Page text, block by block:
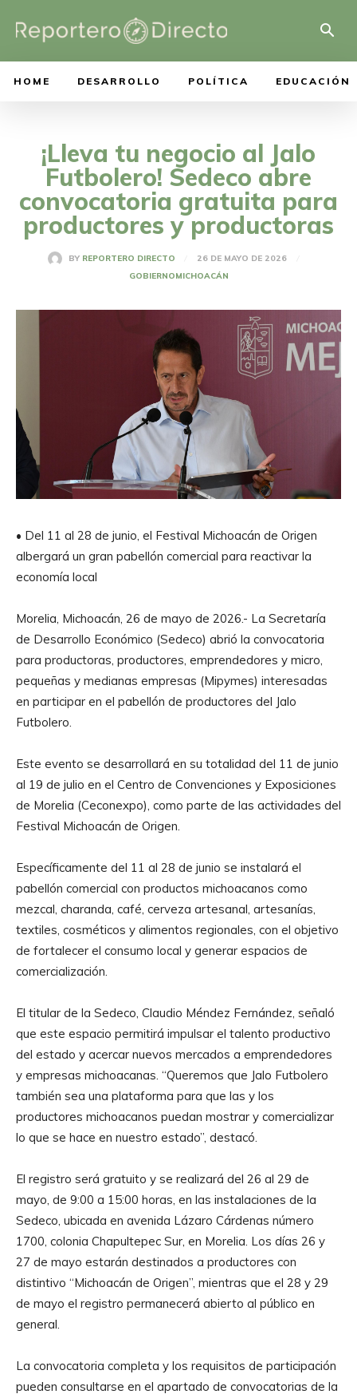
HOME DESARROLLO POLÍTICA EDUCACIÓN
¡Lleva tu negocio al Jalo
Futbolero! Sedeco abre
convocatoria gratuita para
productores y productoras
BY REPORTERO DIRECTO
26 DE MAYO DE 2026
GOBIERNOMICHOACÁN
• Del 11 al 28 de junio, el Festival Michoacán de Origen
albergará un gran pabellón comercial para reactivar la
economía local
Morelia, Michoacán, 26 de mayo de 2026.- La Secretaría
de Desarrollo Económico (Sedeco) abrió la convocatoria
para productoras, productores, emprendedores y micro,
pequeñas y medianas empresas (Mipymes) interesadas
en participar en el pabellón de productores del Jalo
Futbolero.
Este evento se desarrollará en su totalidad del 11 de junio
al 19 de julio en el Centro de Convenciones y Exposiciones
de Morelia (Ceconexpo), como parte de las actividades del
Festival Michoacán de Origen.
Específicamente del 11 al 28 de junio se instalará el
pabellón comercial con productos michoacanos como
mezcal, charanda, café, cerveza artesanal, artesanías,
textiles, cosméticos y alimentos regionales, con el objetivo
de fortalecer el consumo local y generar espacios de
comercialización.
El titular de la Sedeco, Claudio Méndez Fernández, señaló
que este espacio permitirá impulsar el talento productivo
del estado y acercar nuevos mercados a emprendedores
y empresas michoacanas. “Queremos que Jalo Futbolero
también sea una plataforma para que las y los
productores michoacanos puedan mostrar y comercializar
lo que se hace en nuestro estado”, destacó.
El registro será gratuito y se realizará del 26 al 29 de
mayo, de 9:00 a 15:00 horas, en las instalaciones de la
Sedeco, ubicada en avenida Lázaro Cárdenas número
1700, colonia Chapultepec Sur, en Morelia. Los días 26 y
27 de mayo estarán destinados a productores con
distintivo “Michoacán de Origen”, mientras que el 28 y 29
de mayo el registro permanecerá abierto al público en
general.
La convocatoria completa y los requisitos de participación
pueden consultarse en el apartado de convocatorias de la